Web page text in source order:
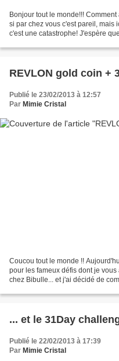
Bonjour tout le monde!!!
si par chez vous c'est pareil, mais
c'est une catastrophe! J'espère
REVLON gold coin +
Publié le 23/02/2013 à 12:57
Par Mimie Cristal
Coucou tout le monde !!
pour les fameux défis dont je
chez Bibulle... et j'ai décidé de
... et le 31Day
Publié le 22/02/2013 à 17:39
Par Mimie Cristal